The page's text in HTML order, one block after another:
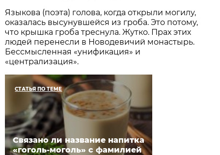
Языкова (поэта) голова, когда открыли могилу,
оказалась высунувшейся из гроба. Это потому,
что крышка гроба треснула. Жутко. Прах этих
людей перенесли в Новодевичий монастырь.
Бессмысленная «унификация» и
«централизация».
СТАТЬЯ ПО ТЕМЕ
Связано ли название напитка
«гоголь-моголь» с фамилией